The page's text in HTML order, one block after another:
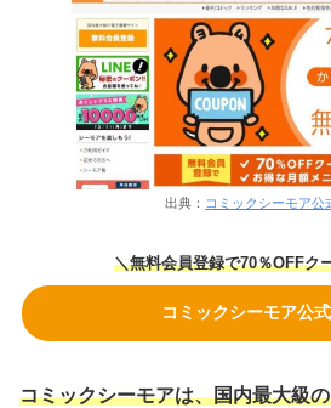
出典： コミックシーモア公
＼無料会員登録で70％OFFク
コミックシーモア公
コミックシーモアは、国内最大級